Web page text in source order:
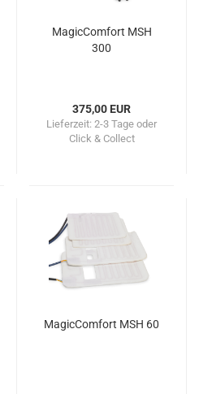
MagicComfort MSH
300
375,00 EUR
Lieferzeit: 2-3 Tage oder
Click & Collect
MagicComfort MSH 60